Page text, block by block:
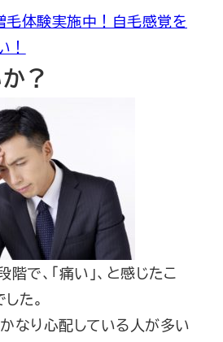
毛体験実施中！自毛感覚を
！
？
で、「痛い」、と感じたこ
た。
なり心配している人が多い